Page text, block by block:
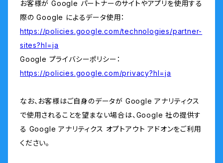
お客様が Google パートナーのサイトやアプリを使用する
際の Google によるデータ使用：
https://policies.google.com/technologies/partner-
sites?hl=ja
Google プライバシーポリシー：
https://policies.google.com/privacy?hl=ja
なお、お客様はご自身のデータが Google アナリティクス
で使用されることを望まない場合は、Google 社の提供す
る Google アナリティクス オプトアウト アドオンをご利用
ください。